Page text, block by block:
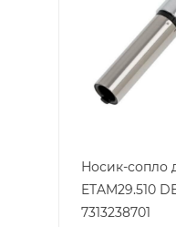
Носик-сопло
ETAM29.510
7313238701